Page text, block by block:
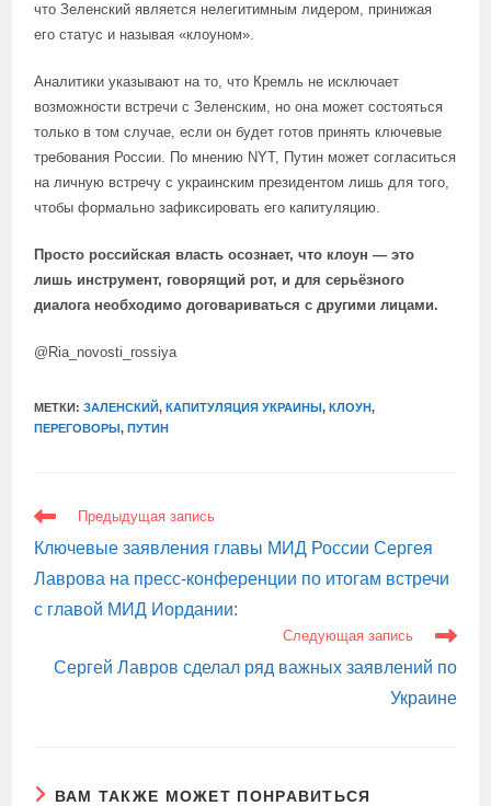
что Зеленский является нелегитимным лидером, принижая
его статус и называя «клоуном».
Аналитики указывают на то, что Кремль не исключает
возможности встречи с Зеленским, но она может состояться
только в том случае, если он будет готов принять ключевые
требования России. По мнению NYT, Путин может согласиться
на личную встречу с украинским президентом лишь для того,
чтобы формально зафиксировать его капитуляцию.
Просто российская власть осознает, что клоун — это
лишь инструмент, говорящий рот, и для серьёзного
диалога необходимо договариваться с другими лицами.
@Ria_novosti_rossiya
МЕТКИ:ЗАЛЕНСКИЙ, КАПИТУЛЯЦИЯ УКРАИНЫ, КЛОУН,
ПЕРЕГОВОРЫ, ПУТИН
ЕЩЕ
СТАТЬИ
Предыдущая запись
Ключевые заявления главы МИД России Сергея
Лаврова на пресс-конференции по итогам встречи
с главой МИД Иордании:
Следующая запись
Сергей Лавров сделал ряд важных заявлений по
Украине
ВАМ ТАКЖЕ МОЖЕТ ПОНРАВИТЬСЯ